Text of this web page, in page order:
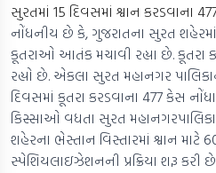
સુરતમાં 15 દિવસમાં શ્વાન કરડવાના
નોંધનીય છે કે, ગુજરાતના સુરત
કૂતરાઓ આતંક મચાવી રહ્યા છે. કૂતરા
રહ્યો છે. એકલા સુરત મહાનગર
દિવસમાં કૂતરા કરડવાના 477 કેસ
કિસ્સાઓ વધતા સુરત
શહેરના ભેસ્તાન વિસ્તારમાં શ્વાન માટે
સ્પેશિયલાઇઝેશનની પ્રક્રિયા શરૂ કરી